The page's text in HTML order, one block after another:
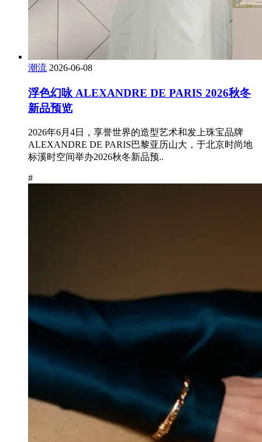
潮流 2026-06-08
浮色幻咏 ALEXANDRE DE PARIS 2026秋冬
新品预览
2026年6月4日，享誉世界的造型艺术和发上珠宝品牌
ALEXANDRE DE PARIS巴黎亚历山大，于北京时尚地
标溪时空间举办2026秋冬新品预..
#